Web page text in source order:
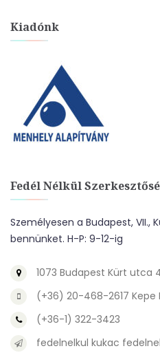
Kiadónk
Fedél Nélkül
Személyesen a Budapest, VII.,
bennünket. H-P: 9-12-ig
1073 Budapest Kürt utca
(+36) 20-468-2617 Kepe
(+36-1) 322-3423
fedelnelkul kukac